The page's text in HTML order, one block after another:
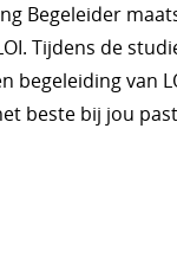
Begeleider
Tijdens de
begeleiding van
beste bij jou